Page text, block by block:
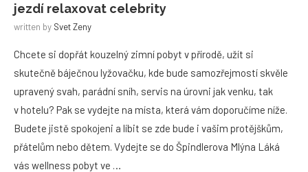
jezdí relaxovat celebrity
written by Svet Zeny
Chcete si dopřát kouzelný zimní pobyt v přírodě, užít si
skutečně báječnou lyžovačku, kde bude samozřejmostí skvěle
upravený svah, parádní sníh, servis na úrovni jak venku, tak
v hotelu? Pak se vydejte na místa, která vám doporučíme níže.
Budete jistě spokojeni a líbit se zde bude i vašim protějškům,
přátelům nebo dětem. Vydejte se do Špindlerova Mlýna Láká
vás wellness pobyt ve …